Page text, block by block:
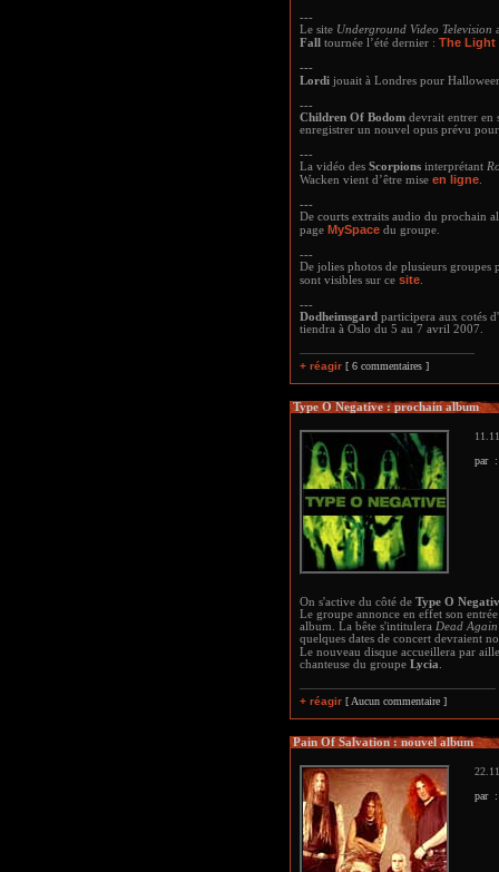
---
Le site Underground Video Television
Fall tournée l’été dernier : The Light
---
Lordi jouait à Londres pour
---
Children Of Bodom devrait entrer en
enregistrer un nouvel opus prévu
---
La vidéo des Scorpions interprétant
Wacken vient d’être mise en ligne
---
De courts extraits audio du prochain
page MySpace du groupe.
---
De jolies photos de plusieurs groupes
sont visibles sur ce site
---
Dodheimsgard participera aux cotés d'
tiendra à Oslo du 5 au 7 avril 2007.
+ réagir [ 6 commentaires ]
Type O Negative : prochain album
par
On s'active du côté de Type O
Le groupe annonce en effet son
album. La bête s'intitulera Dead Again
quelques dates de concert devraient
Le nouveau disque accueillera par
chanteuse du groupe Lycia
+ réagir [ Aucun commentaire ]
Pain Of Salvation : nouvel album
par